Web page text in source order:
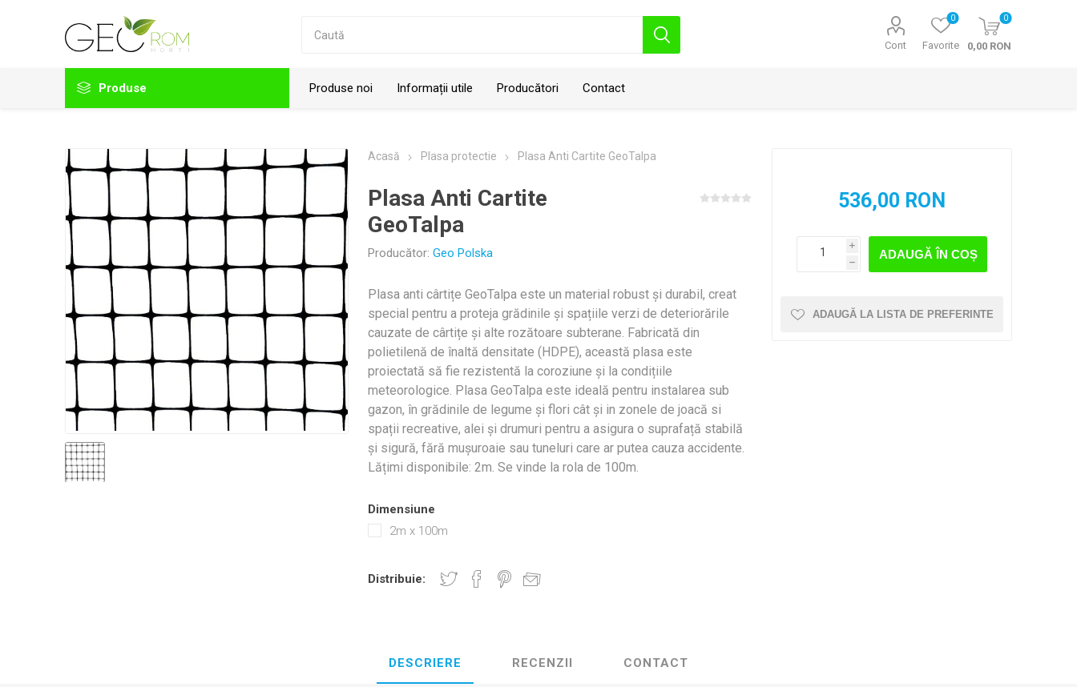
Cont Favorite
0 0
0,00 RON
Produse
Accesorii folii
Agrotextil
Accesorii prindere folie solar
Accesorii solar
Plasa de umbrire
Plasa protectie
Sisteme irigare
Produse noi Informații utile Producători
Plastika Kritis Viale Geo Polska
Contact
Acasă Plasa protectie Plasa Anti Cartite GeoTalpa
Plasa Anti Cartite
GeoTalpa
Producător: Geo Polska
Plasa anti cârtițe GeoTalpa este un material robust și durabil, creat
special pentru a proteja grădinile și spațiile verzi de deteriorările
cauzate de cârtițe și alte rozătoare subterane. Fabricată din
polietilenă de înaltă densitate (HDPE), această plasa este
proiectată să fie rezistentă la coroziune și la condițiile
meteorologice. Plasa GeoTalpa este ideală pentru instalarea sub
gazon, în grădinile de legume și flori cât și in zonele de joacă si
spații recreative, alei și drumuri pentru a asigura o suprafață stabilă
și sigură, fără mușuroaie sau tuneluri care ar putea cauza accidente.
Lățimi disponibile: 2m. Se vinde la rola de 100m.
Dimensiune
2m x 100m
Distribuie:
536,00 RON
i
h
ADAUGĂ ÎN COȘ
ADAUGĂ LA LISTA DE PREFERINTE
DESCRIERE RECENZII CONTACT